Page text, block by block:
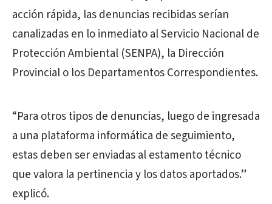
acción rápida, las denuncias recibidas serían
canalizadas en lo inmediato al Servicio Nacional de
Protección Ambiental (SENPA), la Dirección
Provincial o los Departamentos Correspondientes.
“Para otros tipos de denuncias, luego de ingresada
a una plataforma informática de seguimiento,
estas deben ser enviadas al estamento técnico
que valora la pertinencia y los datos aportados.”
explicó.